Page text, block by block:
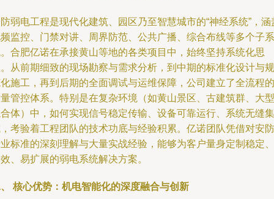
弱电工程是现代化建筑、园区乃至智慧城市的“神经系统”，涵
监控、门禁对讲、周界防范、公共广播、综合布线等多个子系
合肥亿诺在承接黄山等地的各类项目中，始终坚持系统化思
从前期细致的现场勘察与需求分析，到中期的标准化设计与规
施工，再到后期的全面调试与运维保障，公司建立了全流程的
管控体系。特别是在复杂环境（如黄山景区、古建筑群、大型
体）中，如何实现信号稳定传输、设备可靠运行、系统无缝集
考验着工程团队的技术功底与经验积累。亿诺团队凭借对安防
标准的深刻理解与大量实战经验，能够为客户量身定制稳定、
、易扩展的弱电系统解决方案。
核心优势：机电智能化的深度融合与创新